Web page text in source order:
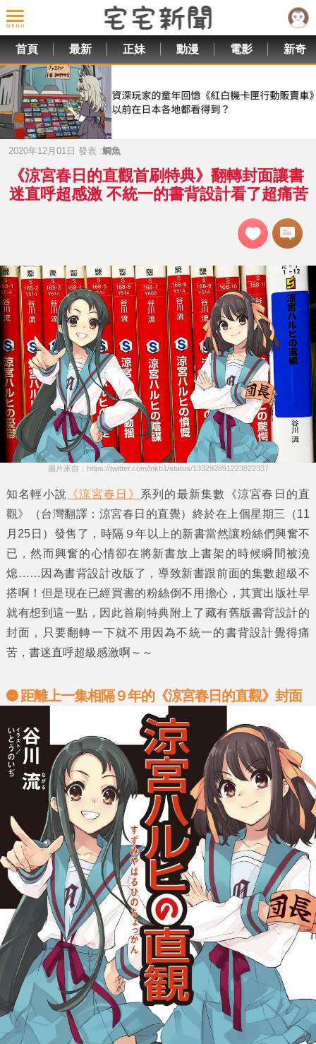
首頁 最新 正妹 動漫 電影 新奇
2020年12月01日 發表 :鯛魚
《涼宮春日的直觀首刷特典》翻轉封面讓書
迷直呼超感激 不統一的書背設計看了超痛苦
圖片來自：https://twitter.com/lnkb1/status/133292891223822337
知名輕小說 《涼宮春日》 系列的最新集數
《涼宮春日的直
觀》
（台灣翻譯：涼宮春日的直覺）終於在上個星期三（11
月25日）發售了，時隔９年以上的新書當然讓粉絲們興奮不
已，然而興奮的心情卻在將新書放上書架的時候瞬間被澆
熄……因為書背設計改版了，導致新書跟前面的集數超級不
搭啊！但是現在已經買書的粉絲倒不用擔心，其實出版社早
就有想到這一點，因此首刷特典附上了藏有舊版書背設計的
封面，只要翻轉一下就不用因為不統一的書背設計覺得痛
苦，書迷直呼超級感激啊～～
距離上一集相隔９年的《涼宮春日的直觀》封面